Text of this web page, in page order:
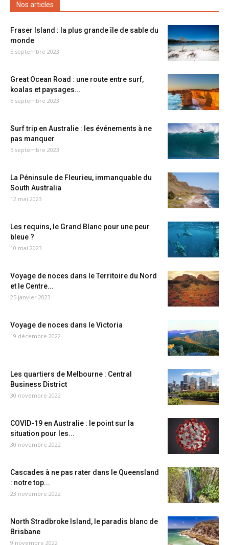
Nos articles
Fraser Island : la plus grande île de sable du
monde
5 septembre 2023
Great Ocean Road : une route entre surf,
koalas et paysages...
5 septembre 2023
Surf trip en Australie : les événements à ne
pas manquer
5 septembre 2023
La Péninsule de Fleurieu, immanquable du
South Australia
12 mai 2023
Les requins, le Grand Blanc pour une peur
bleue ?
10 mai 2023
Voyage de noces dans le Territoire du Nord
et le Centre...
25 janvier 2023
Voyage de noces dans le Victoria
19 décembre 2022
Les quartiers de Melbourne : Central
Business District
30 novembre 2022
COVID-19 en Australie : le point sur la
situation pour les...
30 novembre 2022
Cascades à ne pas rater dans le Queensland
: notre top...
23 novembre 2022
North Stradbroke Island, le paradis blanc de
Brisbane
9 novembre 2022